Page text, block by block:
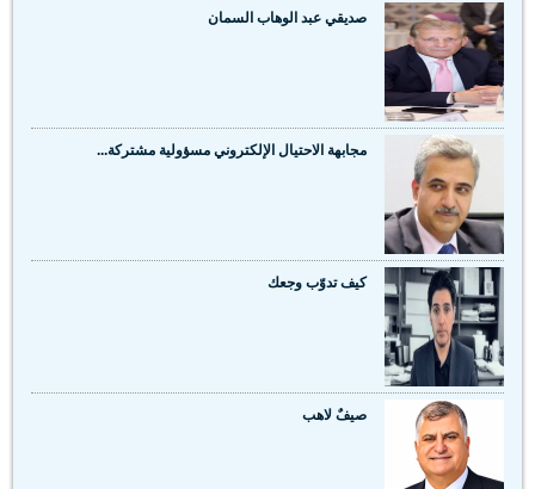
صديقي عبد الوهاب السمان
مجابهة الاحتيال الإلكتروني مسؤولية مشتركة...
كيف تدوّب وجعك
صيفٌ لاهب